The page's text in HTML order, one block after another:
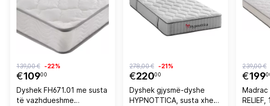
€10900
139,00 € -22%
Dyshek FH671.01 me susta
të vazhdueshme
€22000
278,00 € -21%
Dyshek gjysmë-dyshe
HYPNOTTICA, susta xhepi,
€199
239,00 €
Madrac